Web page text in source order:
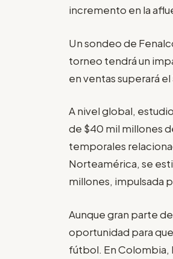
incremento en la
Un sondeo de
torneo tendrá un
en ventas superará el
A nivel global,
de $40 mil millones
temporales
Norteamérica, se
millones, impulsada
Aunque gran parte
oportunidad para
fútbol. En Colombia,